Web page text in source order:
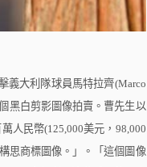
義大利隊球員馬特拉齊(Marco
黑白剪影圖像拍賣。 曹先生以
人民幣(125,000美元， 98,000
思商標圖像。」。「這個圖像